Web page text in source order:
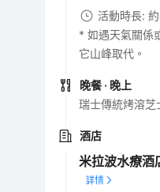
活動時長:
* 如遇天氣關係
它山峰取代。
晚餐 · 晚上
瑞士傳統烤溶芝
酒店
米拉波水療